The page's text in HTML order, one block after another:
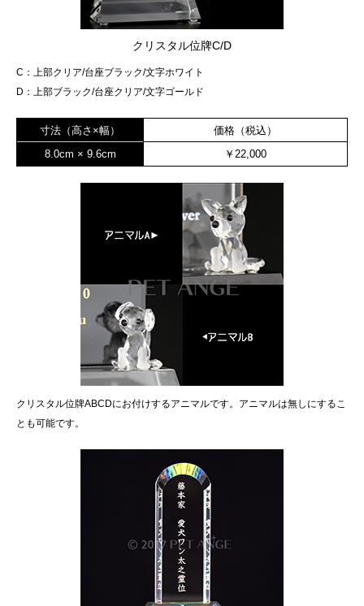
クリスタル位牌C/D
C：上部クリア/台座ブラック/文字ホワイト
D：上部ブラック/台座クリア/文字ゴールド
寸法（高さ×幅）
価格（税込）
8.0cm × 9.6cm
￥22,000
クリスタル位牌ABCDにお付けするアニマルです。アニマルは無しにするこ
とも可能です。